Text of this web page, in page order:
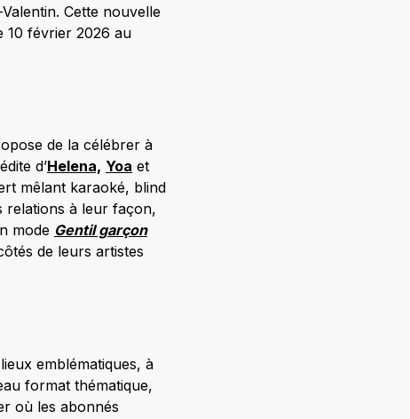
Cette nouvelle
10 février 2026 au
de la célébrer à
d’Helena, Yoa et
mêlant karaoké, blind
relations à leur façon,
mode Gentil garçon
de leurs artistes
emblématiques, à
format thématique,
où les abonnés